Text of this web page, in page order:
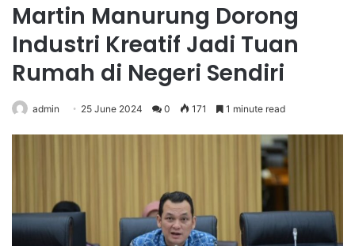
Martin Manurung Dorong
Industri Kreatif Jadi Tuan
Rumah di Negeri Sendiri
admin 25 June 2024 0 171 1 minute read